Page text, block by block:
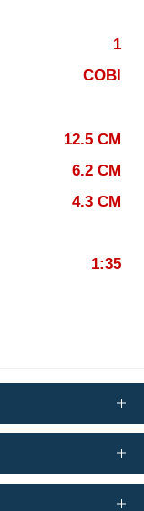
1
COBI
12.5 CM
6.2 CM
4.3 CM
1:35